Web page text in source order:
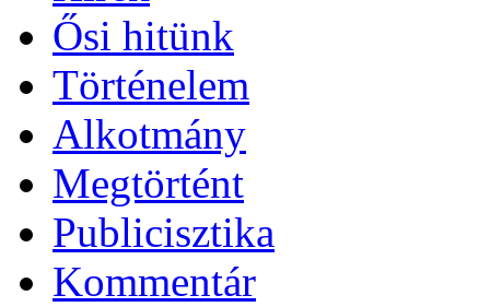
Ősi hitünk
Történelem
Alkotmány
Megtörtént
Publicisztika
Kommentár